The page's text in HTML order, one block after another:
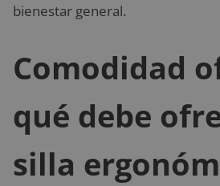
bienestar general.
Comodidad
qué debe
silla